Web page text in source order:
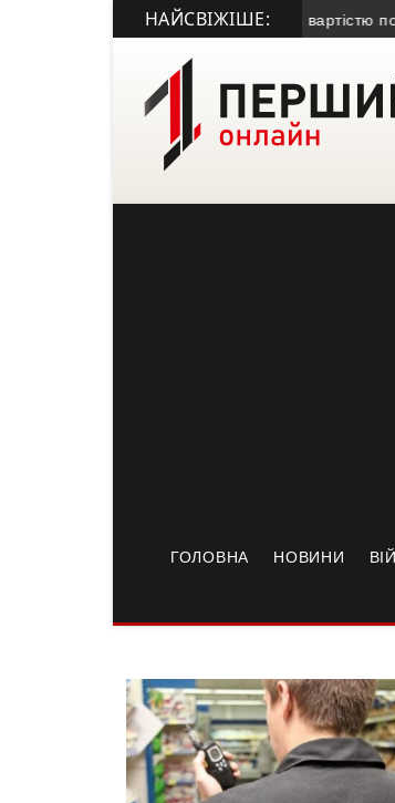
НАЙСВІЖІШЕ:
передали безхазяйне майно вартістю понад 9
ГОЛОВНА НОВИНИ